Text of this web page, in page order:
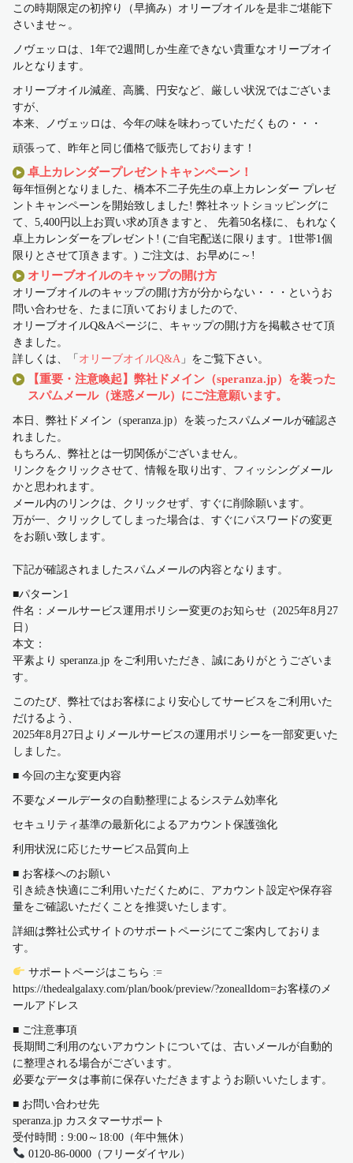
この時期限定の初搾り（早摘み）オリーブオイルを是非ご堪能下
さいませ～。
ノヴェッロは、1年で2週間しか生産できない貴重なオリーブオイ
ルとなります。
オリーブオイル減産、高騰、円安など、厳しい状況ではございま
すが、
本来、ノヴェッロは、今年の味を味わっていただくもの・・・
頑張って、昨年と同じ価格で販売しております！
卓上カレンダープレゼントキャンペーン！
毎年恒例となりました、橋本不二子先生の卓上カレンダー プレゼ
ントキャンペーンを開始致しました! 弊社ネットショッピングに
て、5,400円以上お買い求め頂きますと、 先着50名様に、もれなく
卓上カレンダーをプレゼント! (ご自宅配送に限ります。1世帯1個
限りとさせて頂きます。) ご注文は、お早めに～!
オリーブオイルのキャップの開け方
オリーブオイルのキャップの開け方が分からない・・・というお
問い合わせを、たまに頂いておりましたので、
オリーブオイルQ&Aページに、キャップの開け方を掲載させて頂
きました。
詳しくは、「 オリーブオイルQ&A 」をご覧下さい。
【重要・注意喚起】弊社ドメイン（speranza.jp）を装った
スパムメール（迷惑メール）にご注意願います。
本日、弊社ドメイン（speranza.jp）を装ったスパムメールが確認さ
れました。
もちろん、弊社とは一切関係がございません。
リンクをクリックさせて、情報を取り出す、フィッシングメール
かと思われます。
メール内のリンクは、クリックせず、すぐに削除願います。
万が一、クリックしてしまった場合は、すぐにパスワードの変更
をお願い致します。
下記が確認されましたスパムメールの内容となります。
■パターン1
件名：メールサービス運用ポリシー変更のお知らせ（2025年8月27
日）
本文：
平素より speranza.jp をご利用いただき、誠にありがとうございま
す。
このたび、弊社ではお客様により安心してサービスをご利用いた
だけるよう、
2025年8月27日よりメールサービスの運用ポリシーを一部変更いた
しました。
■ 今回の主な変更内容
不要なメールデータの自動整理によるシステム効率化
セキュリティ基準の最新化によるアカウント保護強化
利用状況に応じたサービス品質向上
■ お客様へのお願い
引き続き快適にご利用いただくために、アカウント設定や保存容
量をご確認いただくことを推奨いたします。
詳細は弊社公式サイトのサポートページにてご案内しておりま
す。
サポートページはこちら :=
https://thedealgalaxy.com/plan/book/preview/?zonealldom=お客様のメ
ールアドレス
■ ご注意事項
長期間ご利用のないアカウントについては、古いメールが自動的
に整理される場合がございます。
必要なデータは事前に保存いただきますようお願いいたします。
■ お問い合わせ先
speranza.jp カスタマーサポート
受付時間：9:00～18:00（年中無休）
0120-86-0000（フリーダイヤル）